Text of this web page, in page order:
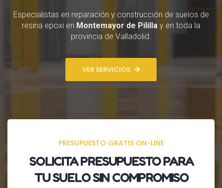
Especialistas en reparación y construcción de suelos de
resina epoxi en Montemayor de Pililla y en toda la
provincia de Valladolid.
VER SERVICIOS
PRESUPUESTO GRATIS ON-LINE
SOLICITAPRESUPUESTOPARA
TU SUELO SIN COMPROMISO